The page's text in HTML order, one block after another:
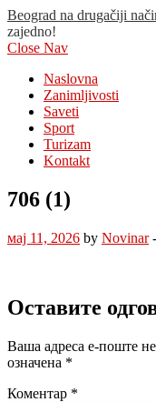
Beograd na drugačiji
zajedno!
Close Nav
Naslovna
Zanimljivosti
Saveti
Sport
Turizam
Kontakt
706 (1)
мај 11, 2026 by Novinar-
Оставите
Ваша адреса е-поште
означена *
Коментар *